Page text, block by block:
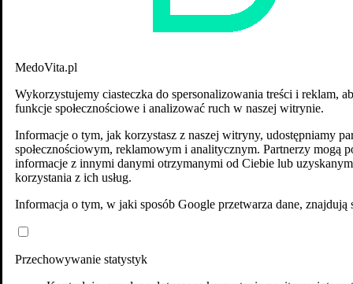
MedoVita.pl
Wykorzystujemy ciasteczka do spersonalizowania treści i reklam,
funkcje społecznościowe i analizować ruch w naszej witrynie.
Informacje o tym, jak korzystasz z naszej witryny, udostępniamy
społecznościowym, reklamowym i analitycznym. Partnerzy mogą
informacje z innymi danymi otrzymanymi od Ciebie lub
korzystania z ich usług.
Informacja o tym, w jaki sposób Google przetwarza dane, znajdują
Przechowywanie statystyk